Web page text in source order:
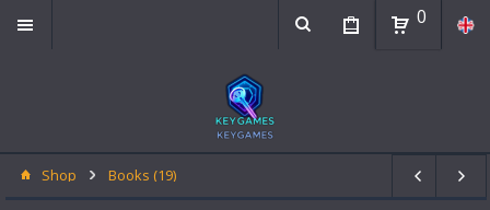
0
Shop Books (19)